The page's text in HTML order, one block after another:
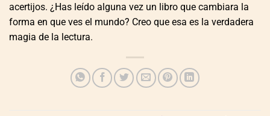
acertijos. ¿Has leído alguna vez un libro que cambiara la
forma en que ves el mundo? Creo que esa es la verdadera
magia de la lectura.